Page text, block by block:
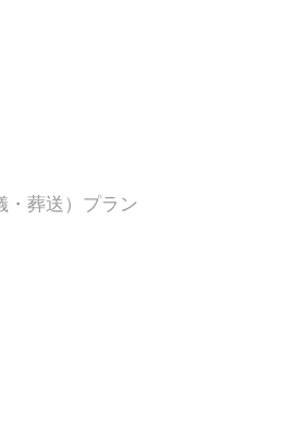
・葬送）プラン